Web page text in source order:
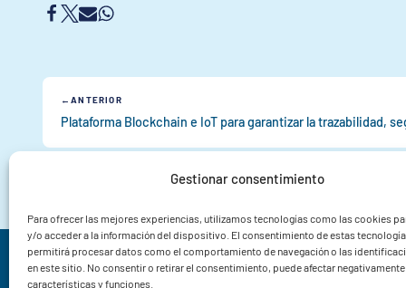
Gestionar consentimiento
Para ofrecer las mejores experiencias, utilizamos tecnologías como las cookies
y/o acceder a la información del dispositivo. El consentimiento de estas
permitirá procesar datos como el comportamiento de navegación o las
en este sitio. No consentir o retirar el consentimiento, puede afectar
características y funciones.
ANTERIOR
Instituto de Investigacións Mariñas CSIC